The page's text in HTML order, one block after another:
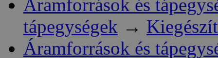
Áramforrások és
tápegységek →
Áramforrások és